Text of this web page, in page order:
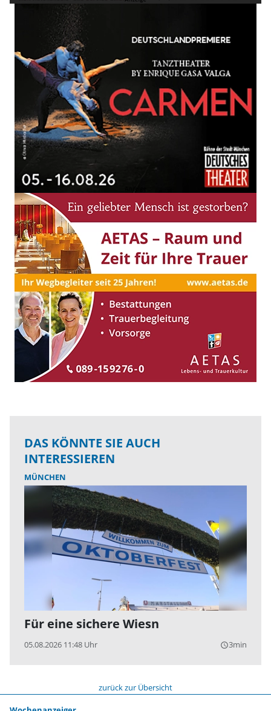
DAS KÖNNTE SIE AUCH
INTERESSIEREN
MÜNCHEN
Für eine sichere Wiesn
05.08.2026 11:48 Uhr query_builder3min
zurück zur Übersicht